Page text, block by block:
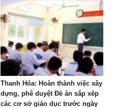
Thanh Hóa: Hoàn thành việc xây
dựng, phê duyệt Đề án sắp xếp
các cơ sở giáo dục trước ngày